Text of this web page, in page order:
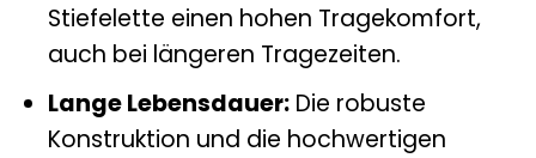
Stiefelette einen hohen Tragekomfort,
auch bei längeren Tragezeiten.
Lange Lebensdauer:Die robuste
Konstruktion und die hochwertigen